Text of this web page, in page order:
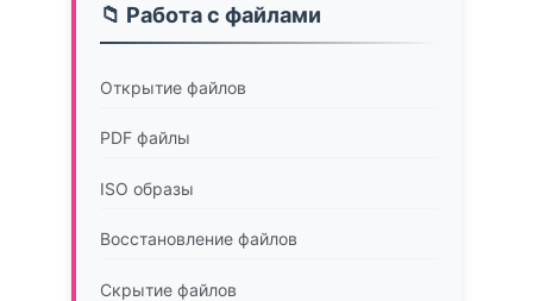
📁 Работа с файлами
Открытие файлов
PDF файлы
ISO образы
Восстановление файлов
Скрытие файлов